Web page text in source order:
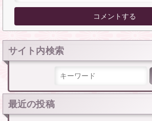
サイト内検索
最近の投稿